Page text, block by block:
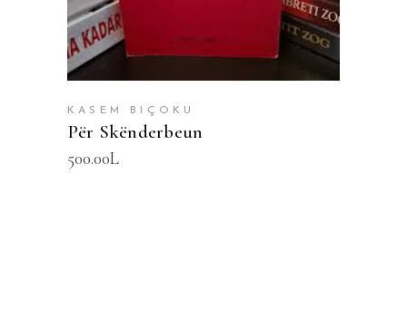
KASEM BIÇOKU
Për Skënderbeun
500.00L